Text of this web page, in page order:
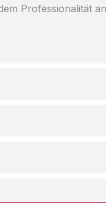
Professionalität